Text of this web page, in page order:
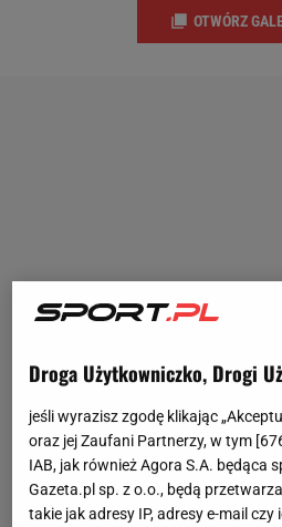
OTWÓRZ
Droga Użytkowniczko, Drogi
jeśli wyrazisz zgodę klikając
oraz jej Zaufani Partnerzy, w tym [
IAB, jak również Agora S.A. będąca
Gazeta.pl sp. z o.o., będą
takie jak adresy IP, adresy e-mail